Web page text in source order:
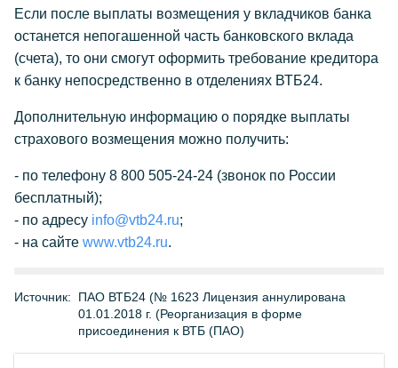
Если после выплаты возмещения у вкладчиков банка
останется непогашенной часть банковского вклада
(счета), то они смогут оформить требование кредитора
к банку непосредственно в отделениях ВТБ24.
Дополнительную информацию о порядке выплаты
страхового возмещения можно получить:
- по телефону 8 800 505-24-24 (звонок по России
бесплатный);
- по адресу info@vtb24.ru;
- на сайте www.vtb24.ru.
Источник:
ПАО ВТБ24 (№ 1623 Лицензия аннулирована
01.01.2018 г. (Реорганизация в форме
присоединения к ВТБ (ПАО)